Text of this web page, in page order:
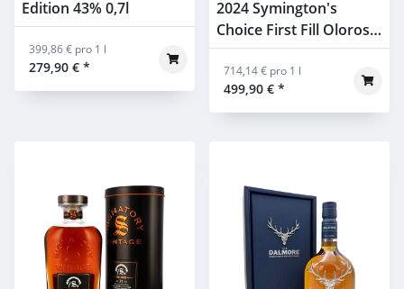
Edition 43% 0,7l
279,90 € *
399,86 € pro 1 l
2024 Symington's
Choice First Fill Oloroso
Cask #14736 Signatory
52,9% 0,7l
499,90 € *
714,14 € pro 1 l